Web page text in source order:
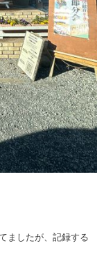
ましたが、記録する